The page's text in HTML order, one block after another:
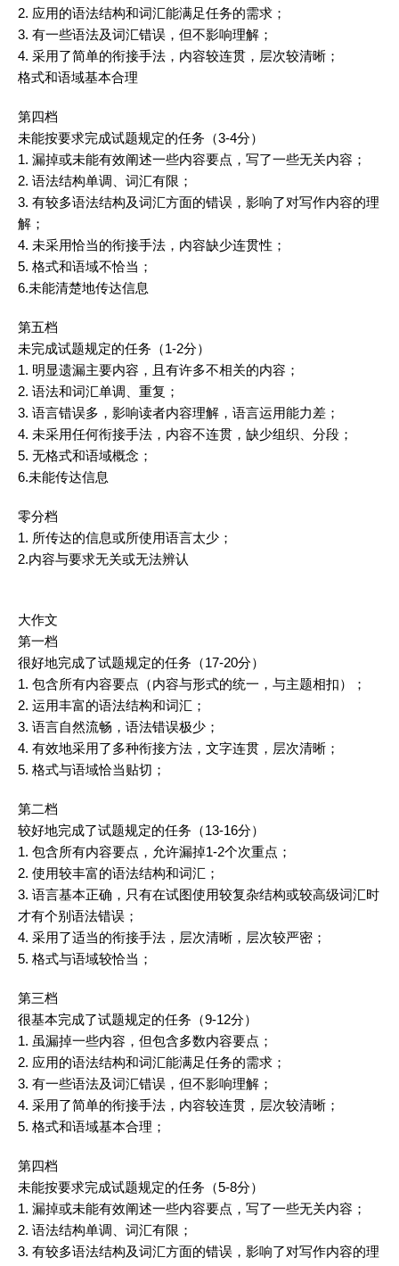
2. 应用的语法结构和词汇能满足任务的需求；
3. 有一些语法及词汇错误，但不影响理解；
4. 采用了简单的衔接手法，内容较连贯，层次较清晰；
格式和语域基本合理
第四档
未能按要求完成试题规定的任务（3-4分）
1. 漏掉或未能有效阐述一些内容要点，写了一些无关内容；
2. 语法结构单调、 词汇有限；
3. 有较多语法结构及词汇方面的错误，影响了对写作内容的理
解；
4. 未采用恰当的衔接手法，内容缺少连贯性；
5. 格式和语域不恰当；
6.未能清楚地传达信息
第五档
未完成试题规定的任务（1-2分）
1. 明显遗漏主要内容，且有许多不相关的内容；
2. 语法和词汇单调、重复；
3. 语言错误多，影响读者内容理解，语言运用能力差；
4. 未采用任何衔接手法，内容不连贯，缺少组织、分段；
5. 无格式和语域概念；
6.未能传达信息
零分档
1. 所传达的信息或所使用语言太少；
2.内容与要求无关或无法辨认
大作文
第一档
很好地完成了试题规定的任务（17-20分）
1. 包含所有内容要点（内容与形式的统一，与主题相扣）；
2. 运用丰富的语法结构和词汇 ；
3. 语言自然流畅，语法错误极少；
4. 有效地采用了多种衔接方法，文字连贯，层次清晰；
5. 格式与语域恰当贴切；
第二档
较好地完成了试题规定的任务（13-16分）
1. 包含所有内容要点，允许漏掉1-2个次重点；
2. 使用较丰富的语法结构和词汇 ；
3. 语言基本正确，只有在试图使用较复杂结构或较高级词汇时
才有个别语法错误；
4. 采用了适当的衔接手法，层次清晰，层次较严密；
5. 格式与语域较恰当；
第三档
很基本完成了试题规定的任务（9-12分）
1. 虽漏掉一些内容，但包含多数内容要点；
2. 应用的语法结构和词汇能满足任务的需求；
3. 有一些语法及词汇错误，但不影响理解；
4. 采用了简单的衔接手法，内容较连贯，层次较清晰；
5. 格式和语域基本合理；
第四档
未能按要求完成试题规定的任务（5-8分）
1. 漏掉或未能有效阐述一些内容要点，写了一些无关内容；
2. 语法结构单调、 词汇有限；
3. 有较多语法结构及词汇方面的错误，影响了对写作内容的理